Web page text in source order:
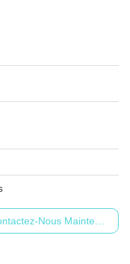
Nous Maintenant